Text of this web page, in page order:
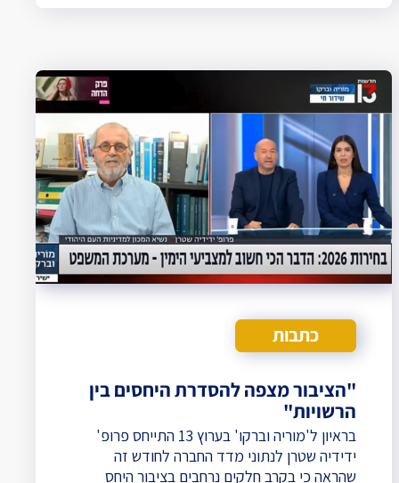
כתבות
"הציבור מצפה להסדרת היחסים בין
הרשויות"
בראיון ל'מוריה וברקו' בערוץ 13 התייחס פרופ'
ידידיה שטרן לנתוני מדד החברה לחודש זה
שהראה כי בקרב חלקים נרחבים בציבור היחס